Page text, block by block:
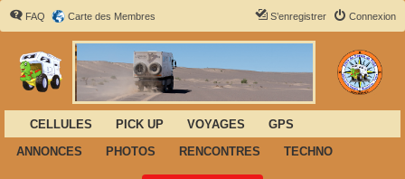
FAQ Carte des Membres Connexion
S’enregistrer
CELLULES PICK UP VOYAGES
GPS
ANNONCES
PHOTOS RENCONTRES TECHNO